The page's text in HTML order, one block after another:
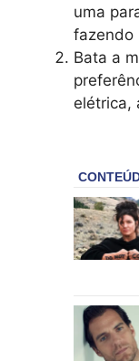
uma
fazendo
Bata a
elétrica,